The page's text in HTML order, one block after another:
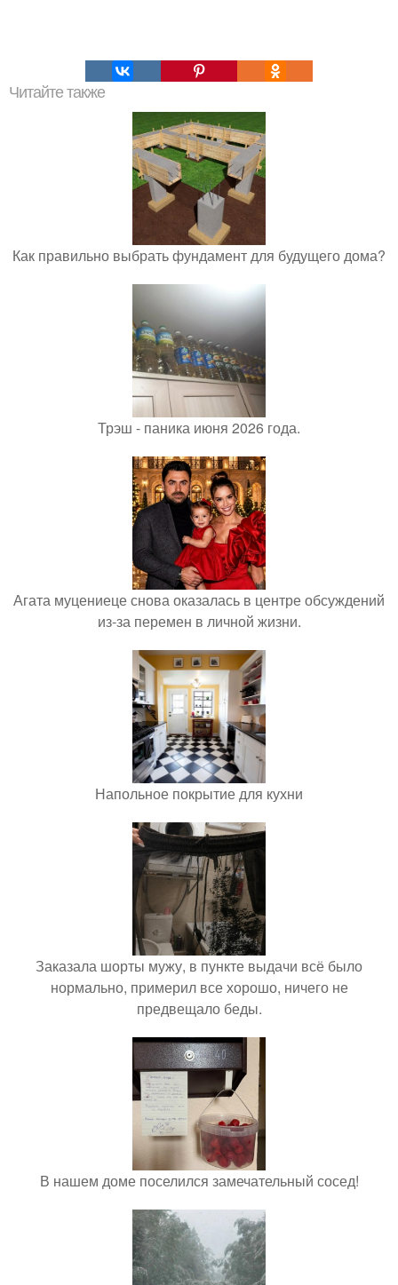
Читайте также
Как правильно выбрать фундамент для будущего дома?
Трэш - паника июня 2026 года.
Агата муцениеце снова оказалась в центре обсуждений
из-за перемен в личной жизни.
Напольное покрытие для кухни
Заказала шорты мужу, в пункте выдачи всё было
нормально, примерил все хорошо, ничего не
предвещало беды.
В нашем доме поселился замечательный сосед!